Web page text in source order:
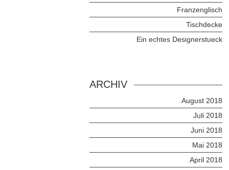
Franzenglisch
Tischdecke
Ein echtes Designerstueck
ARCHIV
August 2018
Juli 2018
Juni 2018
Mai 2018
April 2018